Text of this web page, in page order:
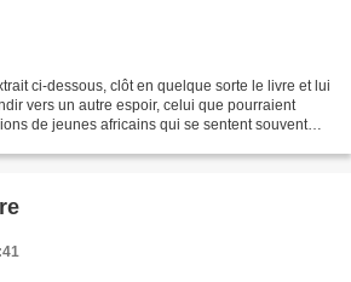
ci-dessous, clôt en quelque sorte le livre et lui
vers un autre espoir, celui que pourraient
de jeunes africains qui se sentent souvent